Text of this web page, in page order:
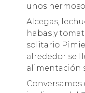
unos
Alcegas,
habas y
solitario
alrededor se
alimentación
Conversamos